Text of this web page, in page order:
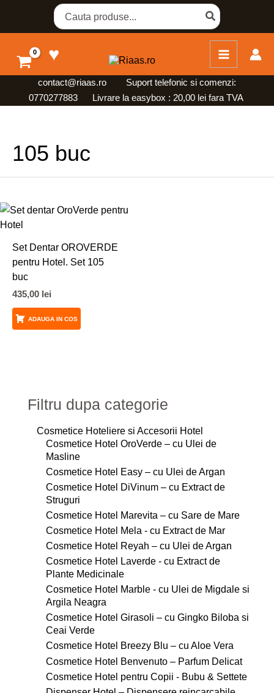
content
Search
for:
♥
contact@riaas.ro
Suport telefonic si comenzi:
0770277883 Livrare la easybox : 20,00 lei fara TVA
Filtru dupa categorie
Cosmetice Hoteliere si Accesorii Hotel
Cosmetice Hotel OroVerde – cu Ulei de
Masline
Cosmetice Hotel Easy – cu Ulei de Argan
Cosmetice Hotel DiVinum – cu Extract de
Struguri
Cosmetice Hotel Marevita – cu Sare de Mare
Cosmetice Hotel Mela - cu Extract de Mar
Cosmetice Hotel Reyah – cu Ulei de Argan
Cosmetice Hotel Laverde - cu Extract de
Plante Medicinale
Cosmetice Hotel Marble - cu Ulei de Migdale si
Argila Neagra
Cosmetice Hotel Girasoli – cu Gingko Biloba si
Ceai Verde
Cosmetice Hotel Breezy Blu – cu Aloe Vera
Cosmetice Hotel Benvenuto – Parfum Delicat
Cosmetice Hotel pentru Copii - Bubu & Settete
105 buc
Set Dentar OROVERDE
pentru Hotel. Set 105
buc
435,00 lei
ADAUGA IN COS